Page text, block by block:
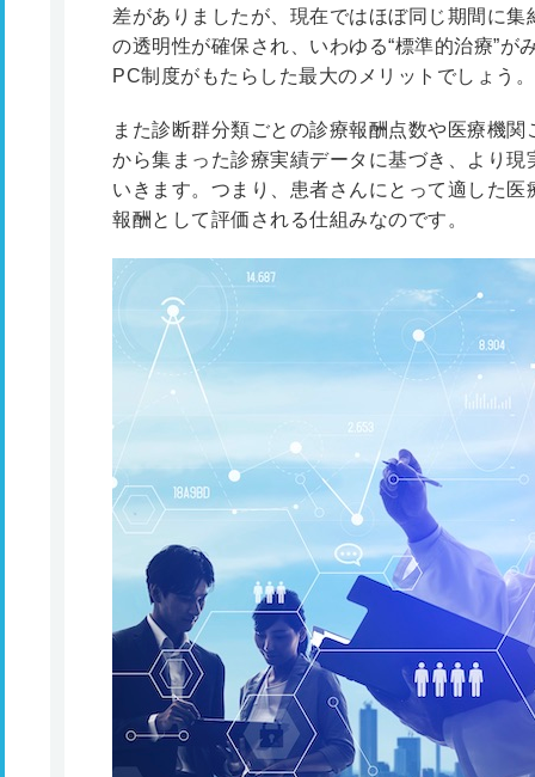
差がありましたが、現在ではほぼ同じ期間に
の透明性が確保され、いわゆる“標準的治療”が
PC制度がもたらした最大のメリットでしょう。
また診断群分類ごとの診療報酬点数や医療機
から集まった診療実績データに基づき、より
いきます。つまり、患者さんにとって適した
報酬として評価される仕組みなのです。